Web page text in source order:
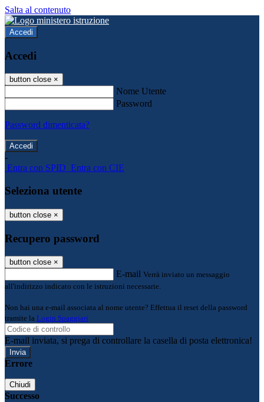
Salta al contenuto
Accedi
Accedi
button close ×
Nome Utente
Password
Password dimenticata?
-
Entra con SPID Entra con CIE
Seleziona utente
button close ×
Recupero password
button close ×
E-mail Verrà inviato un messaggio
all'indirizzo indicato con le istruzioni necessarie.
Non hai una e-mail associata al nome utente? Effettua il reset della password
tramite la Login Spaggiari
E-mail inviata, si prega di controllare la casella di posta elettronica!
Errore
Chiudi
Successo